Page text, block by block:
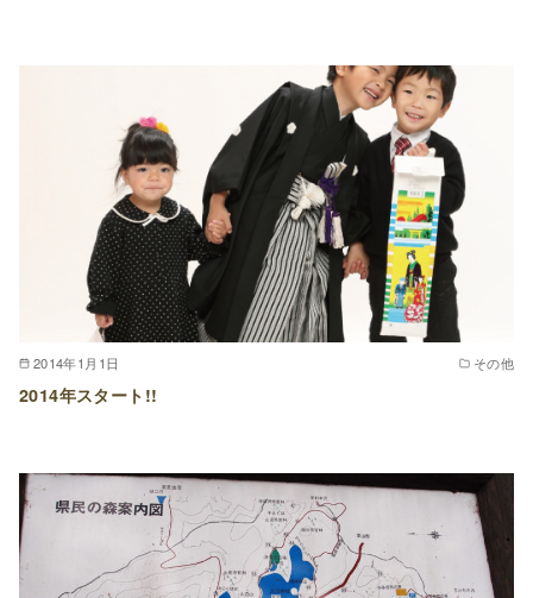
2014年1月1日 その他
2014年スタート!!